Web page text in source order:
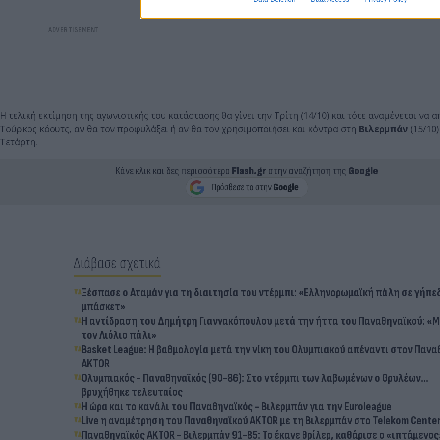
Η τελική εκτίμηση της αγωνιστικής του κατάστασης θα γίνει την Τρίτη (14/10) και τότε αναμένεται να
Τούρκος κόουτς, αν θα τον προφυλάξει ή αν θα τον χρησιμοποιήσει και κόντρα στη Βιλερμπάν (15/
Τετάρτη.
Κάνε κλικ και δες περισσότερο Flash.grστην αναζήτηση της Google
Διάβασε σχετικά
Ξέσπασε ο Αταμάν για τη διαιτησία του ντέρμπι: «Ελληνορωμαϊκή πάλη σε
μπάσκετ»
Η αντίδραση του Δημήτρη Γιαννακόπουλου μετά την ήττα του Παναθηναϊκού:
τον Λιόλιο πάλι»
Basket League: Η βαθμολογία μετά την νίκη του Ολυμπιακού απέναντι στον
AKTOR
Ολυμπιακός - Παναθηναϊκός (90-86): Στο ντέρμπι των λαβωμένων ο Θρυλέων...
βρυχήθηκε τελευταίος
Η ώρα και το κανάλι του Παναθηναϊκός - Βιλερμπάν για την Euroleague
Live η αναμέτρηση του Παναθηναϊκού AKTOR με τη Βιλερμπάν στο Telekom
Παναθηναϊκός AKTOR - Βιλερμπάν 91-85: Το έκανε θρίλερ, καθάρισε ο